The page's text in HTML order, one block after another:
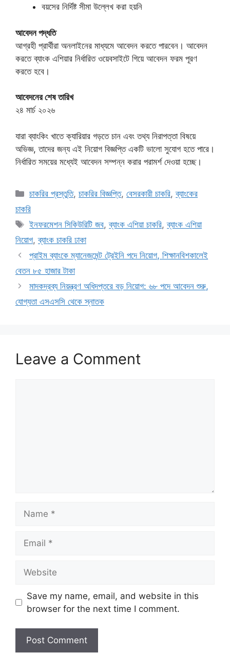
বয়সের নির্দিষ্ট সীমা উল্লেখ করা হয়নি
আবেদন পদ্ধতি
আগ্রহী প্রার্থীরা অনলাইনের মাধ্যমে আবেদন করতে পারবেন। আবেদন
করতে ব্যাংক এশিয়ার নির্ধারিত ওয়েবসাইটে গিয়ে আবেদন ফরম পূরণ
করতে হবে।
আবেদনের শেষ তারিখ
২৪ মার্চ ২০২৬
যারা ব্যাংকিং খাতে ক্যারিয়ার গড়তে চান এবং তথ্য নিরাপত্তা বিষয়ে
অভিজ্ঞ, তাদের জন্য এই নিয়োগ বিজ্ঞপ্তি একটি ভালো সুযোগ হতে পারে।
নির্ধারিত সময়ের মধ্যেই আবেদন সম্পন্ন করার পরামর্শ দেওয়া হচ্ছে।
Categories
চাকরির প্রস্তুতি,চাকরির বিজ্ঞপ্তি,বেসরকারী চাকরি,ব্যাংকের
চাকরি
Tags
ইনফরমেশন সিকিউরিটি জব,ব্যাংক এশিয়া চাকরি,ব্যাংক এশিয়া
নিয়োগ,ব্যাংক চাকরি ঢাকা
প্রাইম ব্যাংকে ম্যানেজমেন্ট ট্রেইনি পদে নিয়োগ, শিক্ষানবিশকালেই
বেতন ৮৫ হাজার টাকা
মাদকদ্রব্য নিয়ন্ত্রণ অধিদপ্তরে বড় নিয়োগ: ৬৮ পদে আবেদন শুরু,
যোগ্যতা এসএসসি থেকে স্নাতক
Leave a Comment
Save my name, email, and website in this
browser for the next time I comment.